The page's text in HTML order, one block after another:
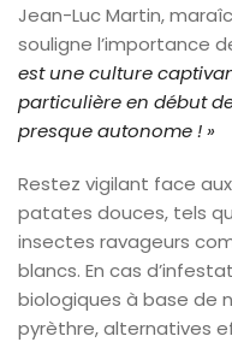
Jean-Luc Martin,
souligne l’importance
est une culture
particulière en début
presque autonome ! »
Restez vigilant face
patates douces, tels
insectes ravageurs
blancs. En cas
biologiques à base de
pyrèthre, alternatives